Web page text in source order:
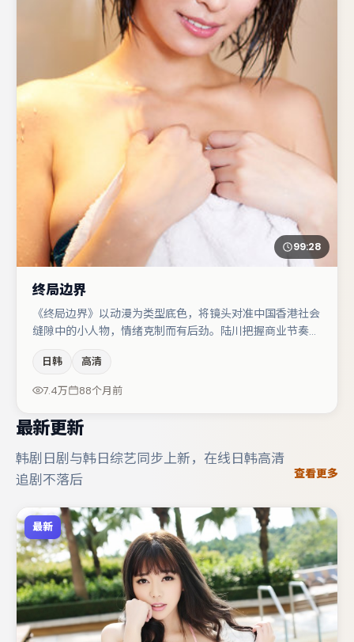
99:28
终局边界
《终局边界》以动漫为类型底色，将镜头对准中国香港社会
缝隙中的小人物，情绪克制而有后劲。陆川把握商业节奏的
与沈腾的对手戏构成全片情感锚点，裴斗娜则以细节塑造推
动谜题层层揭开。整体完成度较高，适合周末一口气追完。
日韩 高清
7.4万 88个月前
最新更新
韩剧日剧与韩日综艺同步上新，在线日韩高清
追剧不落后
查看更多
最新